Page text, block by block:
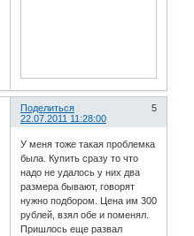
Поделиться
5
22.07.2011 11:28:00
У меня тоже такая проблемка
была. Купить сразу то что
надо не удалось у них два
размера бывают, говорят
нужно подбором. Цена им 300
рублей, взял обе и поменял.
Пришлось еще развал